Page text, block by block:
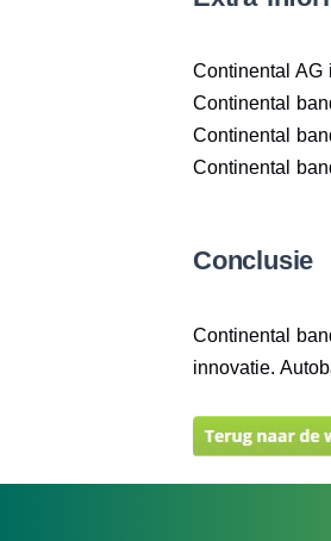
Continental AG
Continental
Continental
Continental
Conclusie
Continental
innovatie.